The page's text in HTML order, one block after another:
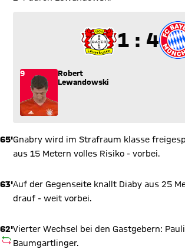
1 zu 4
1 : 4
9
Robert
Lewandowski
65'Gnabry wird im Strafraum klasse
aus 15 Metern volles Risiko - vorbei.
63'Auf der Gegenseite knallt Diaby aus 25
drauf - weit vorbei.
62'
AUSWECHSLUNG
Vierter Wechsel bei den Gastgebern:
Baumgartlinger.